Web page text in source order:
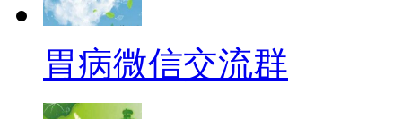
胃病微信交流群